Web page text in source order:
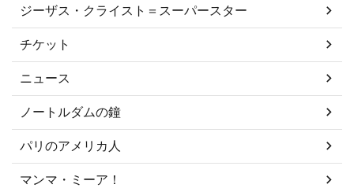
ジーザス・クライスト＝スーパースター
チケット
ニュース
ノートルダムの鐘
パリのアメリカ人
マンマ・ミーア！